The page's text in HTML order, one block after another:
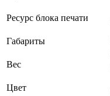
Ресурс блока печати
Габариты
Вес
Цвет